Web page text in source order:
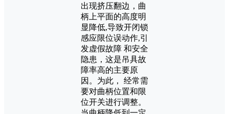
出现挤压翻边，曲
柄上平面的高度明
显降低,导致开闭锁
感应限位误动作,引
发虚假故障 和安全
隐患，这是吊具故
障率高的主要原
因。为此， 经常需
要对曲柄位置和限
位开关进行调整。